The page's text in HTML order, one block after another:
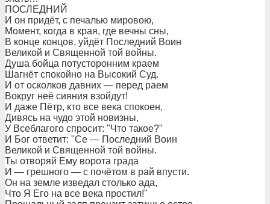
ПОСЛЕДНИЙ
И он придёт, с печалью мировою,
Момент, когда в края, где вечны сны,
В конце концов, уйдёт Последний Воин
Великой и Священной той войны.
Душа бойца потусторонним краем
Шагнёт спокойно на Высокий Суд.
И от осколков давних — перед раем
Вокруг неё сияния взойдут!
И даже Пётр, кто все века спокоен,
Дивясь на чудо этой новизны,
У Всеблагого спросит: "Что такое?"
И Бог ответит: "Се — Последний Воин
Великой и Священной той войны.
Ты отворяй Ему ворота града
И — грешного — с почётом в рай впусти.
Он на земле изведал столько ада,
Что Я Его на все века простил!"